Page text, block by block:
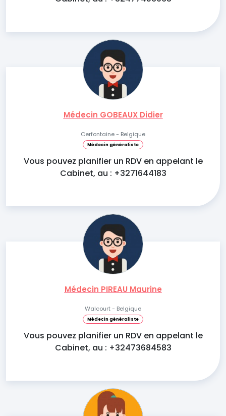
Médecin GOBEAUX Didier
Cerfontaine - Belgique
Médecin généraliste
Vous pouvez planifier un RDV en appelant le
Cabinet, au : +3271644183
Médecin PIREAU Maurine
Walcourt - Belgique
Médecin généraliste
Vous pouvez planifier un RDV en appelant le
Cabinet, au : +32473684583